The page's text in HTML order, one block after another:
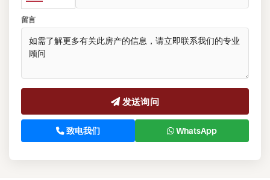
留言
发送询问
致电我们 WhatsApp